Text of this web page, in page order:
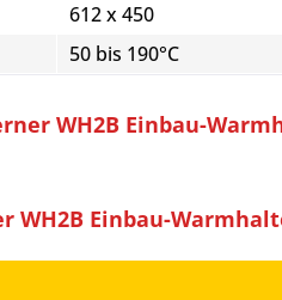
612 x 450
50 bis 190°C
WH2B Einbau-
Einbau-